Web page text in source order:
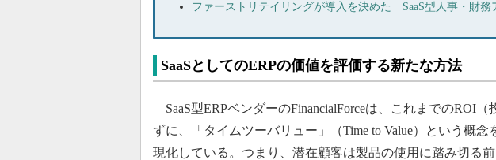
ファーストリテイリングが導入を決めた SaaS型人事・財務
SaaSとしてのERPの価値を評価する新たな方法
SaaS型ERPベンダーのFinancialForceは、これまでのROI
ずに、「タイムツーバリュー」（Time to Value）という概
現化している。つまり、潜在顧客は製品の使用に踏み切る